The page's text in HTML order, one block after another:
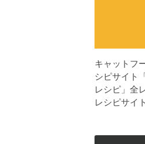
キャットフ
シピサイト
レシピ」全
レシピサイ